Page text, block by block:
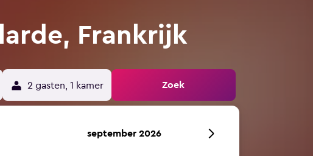
Frankrijk
2 gasten, 1 kamer Zoek
september 2026